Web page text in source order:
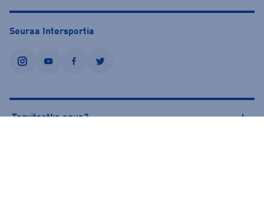
Seuraa Intersportia
instagramyoutubefacebooktwitter
Tarvitsetko apua?